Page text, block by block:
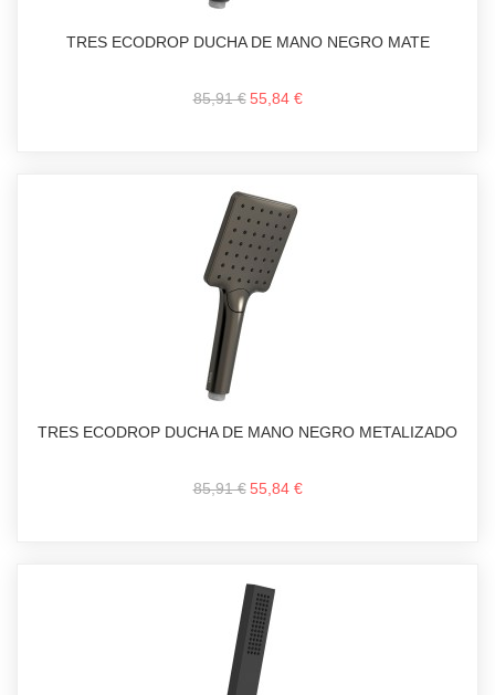
TRES ECODROP DUCHA DE MANO NEGRO MATE
85,91 € 55,84 €
TRES ECODROP DUCHA DE MANO NEGRO METALIZADO
85,91 € 55,84 €